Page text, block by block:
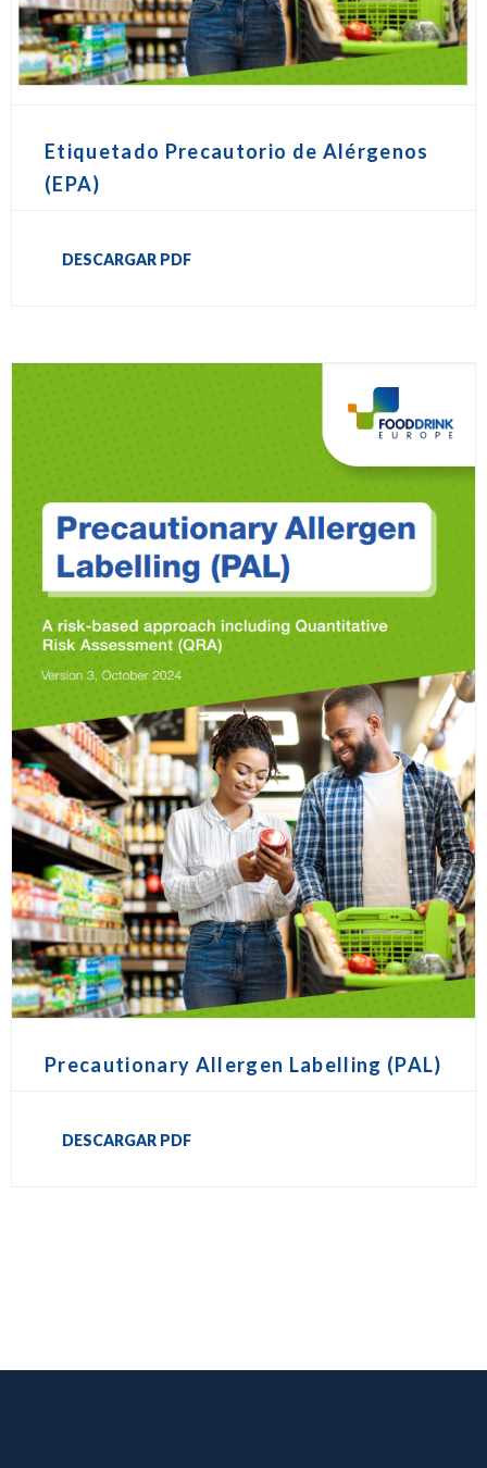
Etiquetado Precautorio de Alérgenos
(EPA)
DESCARGAR PDF
Precautionary Allergen Labelling (PAL)
DESCARGAR PDF